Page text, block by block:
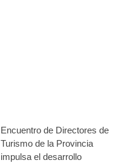
Encuentro de Directores de
Turismo de la Provincia
impulsa el desarrollo